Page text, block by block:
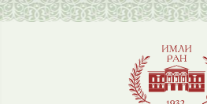
Выберите язык